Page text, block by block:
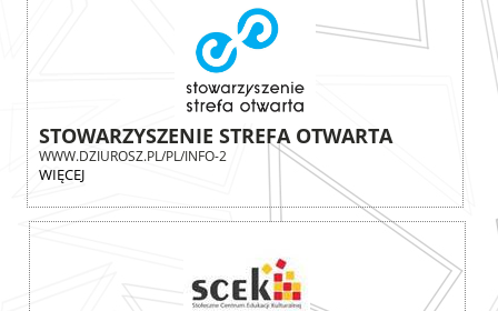
STOWARZYSZENIE STREFA OTWARTA
WWW.DZIUROSZ.PL/PL/INFO-2
WIĘCEJ